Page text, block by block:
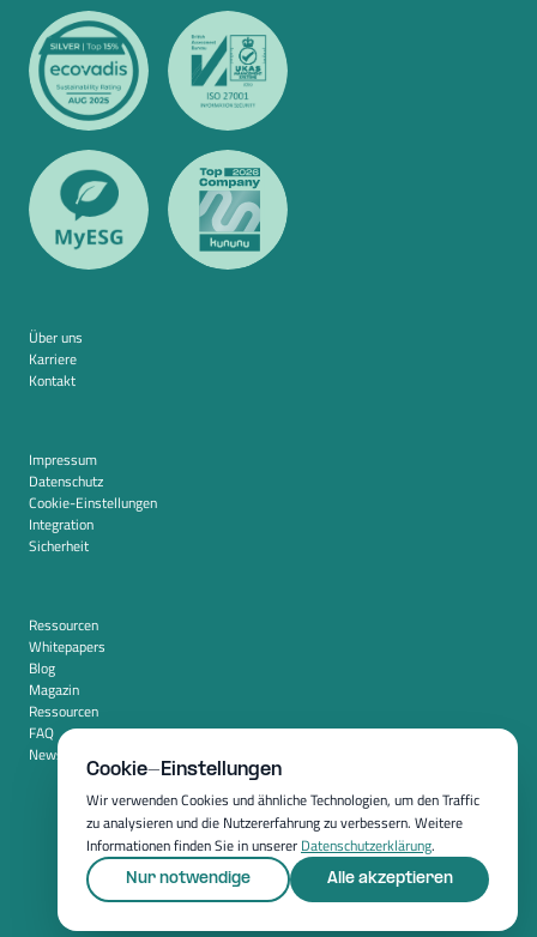
Über uns
Karriere
Kontakt
Impressum
Datenschutz
Cookie-Einstellungen
Integration
Sicherheit
Ressourcen
Whitepapers
Blog
Magazin
Ressourcen
FAQ
Newsroom
Cookie-Einstellungen
Wir verwenden Cookies und ähnliche Technologien, um den Traffic
zu analysieren und die Nutzererfahrung zu verbessern. Weitere
Informationen finden Sie in unserer Datenschutzerklärung.
Nur notwendige Alle akzeptieren